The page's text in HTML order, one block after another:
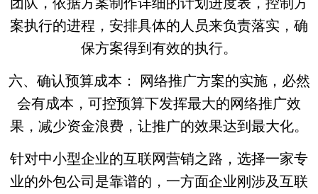
案执行的进程，安排具体的人员来负责落实，确
保方案得到有效的执行。
六、确认预算成本： 网络推广方案的实施，必然
会有成本，可控预算下发挥最大的网络推广效
果，减少资金浪费，让推广的效果达到最大化。
针对中小型企业的互联网营销之路，选择一家专
业的外包公司是靠谱的，一方面企业刚涉及互联